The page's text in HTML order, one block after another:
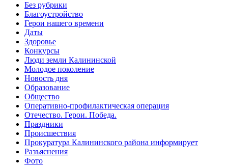
Без рубрики
Благоустройство
Герои нашего времени
Даты
Здоровье
Конкурсы
Люди земли Калининской
Молодое поколение
Новость дня
Образование
Общество
Оперативно-профилактическая операция
Отечество. Герои. Победа.
Праздники
Происшествия
Прокуратура Калининского района информирует
Разъяснения
Фото